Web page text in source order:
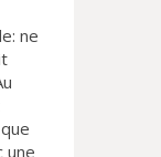
ne
une